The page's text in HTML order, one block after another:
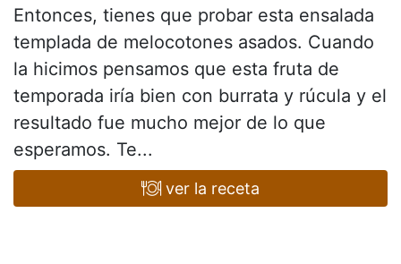
Entonces, tienes que probar esta ensalada
templada de melocotones asados. Cuando
la hicimos pensamos que esta fruta de
temporada iría bien con burrata y rúcula y el
resultado fue mucho mejor de lo que
esperamos. Te...
ver la receta